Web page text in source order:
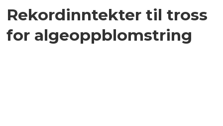
Rekordinntekter til tross
for algeoppblomstring